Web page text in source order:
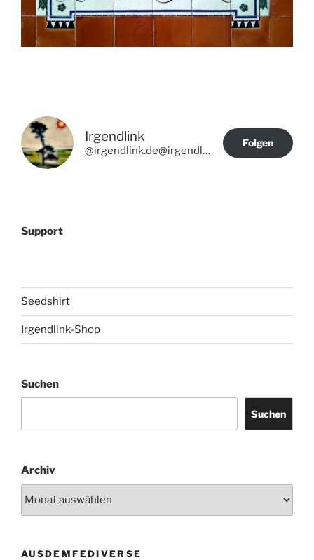
Irgendlink
@irgendlink.de@irgendlink.de
Folgen
Support
Seedshirt
Irgendlink-Shop
Suchen
Suchen
Archiv
AUSDEMFEDIVERSE